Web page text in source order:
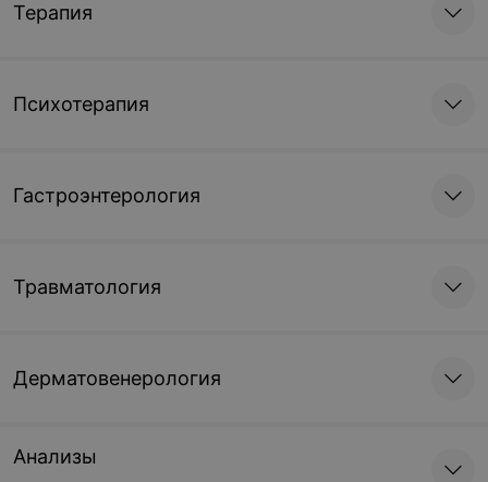
Терапия
Психотерапия
Гастроэнтерология
Травматология
Дерматовенерология
Анализы